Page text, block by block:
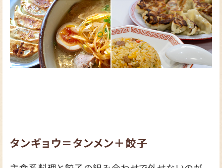
タンギョウ＝タンメン＋餃子